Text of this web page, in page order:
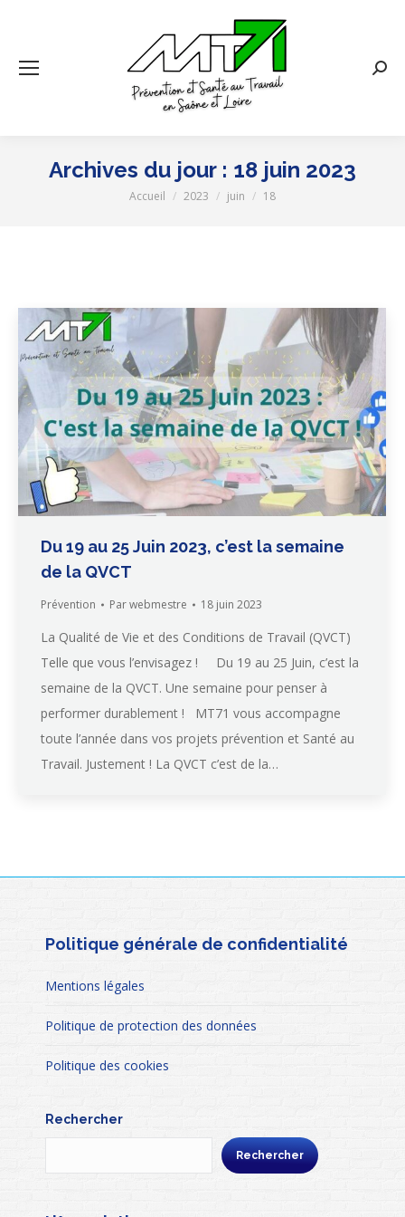
Archives du jour : 18 juin 2023
Vous êtes ici :
Accueil 2023 juin 18
Du 19 au 25 Juin 2023, c’est la semaine
de la QVCT
Prévention Parwebmestre 18 juin 2023
La Qualité de Vie et des Conditions de Travail (QVCT)
Telle que vous l’envisagez ! Du 19 au 25 Juin, c’est la
semaine de la QVCT. Une semaine pour penser à
performer durablement ! MT71 vous accompagne
toute l’année dans vos projets prévention et Santé au
Travail. Justement ! La QVCT c’est de la…
Politique générale de confidentialité
Mentions légales
Politique de protection des données
Politique des cookies
Rechercher
Rechercher